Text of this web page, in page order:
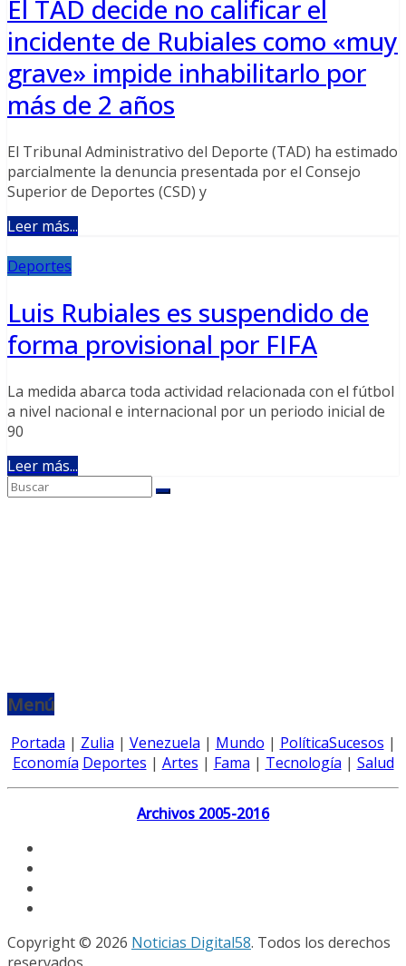
El TAD decide no calificar el
incidente de Rubiales como «muy
grave» impide inhabilitarlo por
más de 2 años
El Tribunal Administrativo del Deporte (TAD) ha estimado
parcialmente la denuncia presentada por el Consejo
Superior de Deportes (CSD) y
Leer más...
Deportes
Luis Rubiales es suspendido de
forma provisional por FIFA
La medida abarca toda actividad relacionada con el fútbol
a nivel nacional e internacional por un periodo inicial de
90
Leer más...
Menú
Portada | Zulia | Venezuela | Mundo | PolíticaSucesos |
Economía Deportes | Artes | Fama | Tecnología | Salud
Archivos 2005-2016
Copyright © 2026 Noticias Digital58. Todos los derechos